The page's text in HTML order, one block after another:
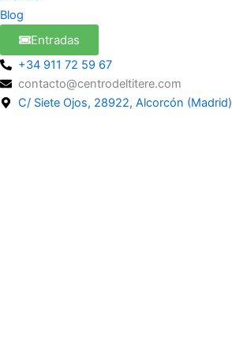
Blog
Entradas
+34 911 72 59 67
contacto@centrodeltitere.com
C/ Siete Ojos, 28922, Alcorcón (Madrid)